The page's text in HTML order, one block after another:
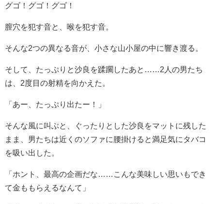
グゴ！グゴ！グゴ！
膣穴を犯す音と、喉を犯す音。
そんな2つの異なる音が、小さな山小屋の中に響き渡る。
そして、たっぷりと沙良を蹂躙したあと……2人の男たち
は、2度目の射精を向かえた。
「あー、たっぷり出たー！」
そんな風に叫ぶと、ぐったりとした沙良をマットに残した
まま、男たちは近くのソファに腰掛けると満足気にタバコ
を吸い出した。
「ホント、最高の企画だな……こんな美味しい思いもでき
て金ももらえるなんて」